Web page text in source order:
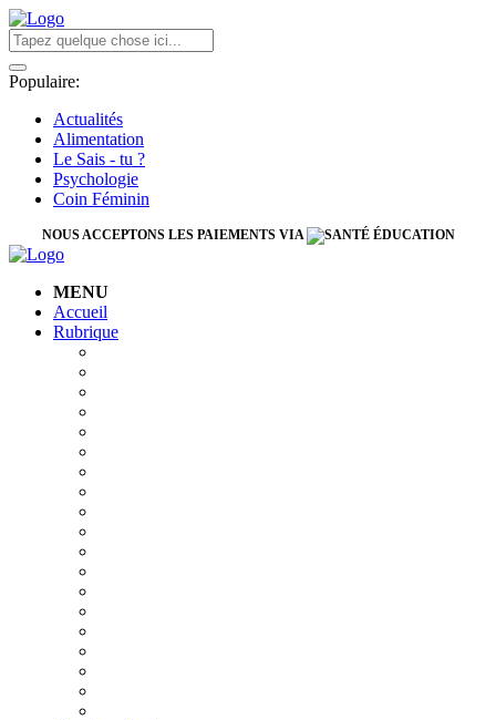
Populaire:
Actualités
Alimentation
Le Sais - tu ?
Psychologie
Coin Féminin
NOUS ACCEPTONS LES PAIEMENTS VIA
MENU
Accueil
Rubrique